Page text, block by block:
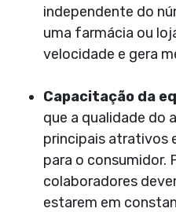
independente do
uma farmácia ou
velocidade e gera
Capacitação da
que a qualidade do
principais atrativos
para o consumidor.
colaboradores
estarem em